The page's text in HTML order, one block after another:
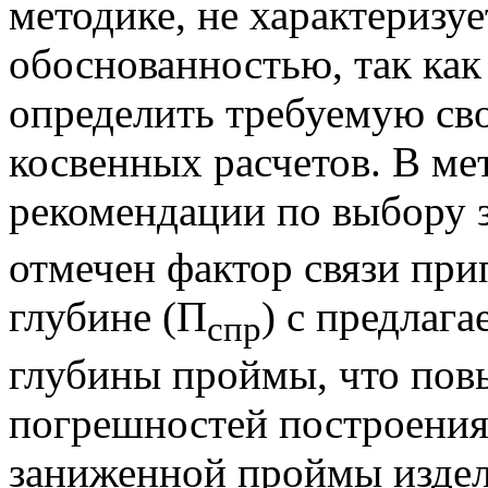
методике, не
обоснованностью, так как
определить требуемую
косвенных расчетов. В
рекомендации по выбору
отмечен фактор связи
глубине (Пспр) с
глубины проймы, что
погрешностей
заниженной проймы